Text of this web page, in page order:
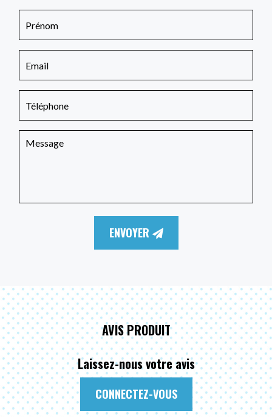
ENVOYER
AVIS PRODUIT
Laissez-nous votre avis
CONNECTEZ-VOUS